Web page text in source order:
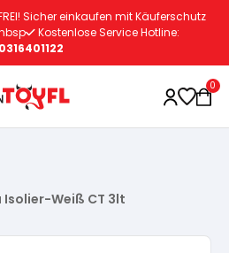
Sicher einkaufen mit Käuferschutz
Kostenlose Service Hotline:
0316401122
0
Isolier-Weiß CT 3lt